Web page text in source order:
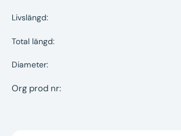
Livslängd:
Total längd:
Diameter:
Org prod nr: